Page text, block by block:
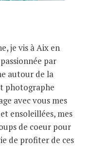
je vis à Aix en
par
autour de la
photographe
avec vous mes
ensoleillées, mes
de coeur pour
de profiter de ces